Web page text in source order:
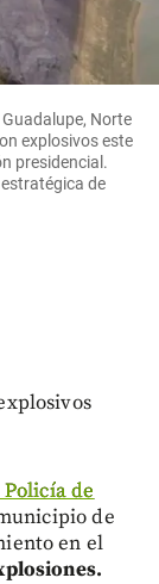
Norte
explosivos este
presidencial.
de
de
de
en el